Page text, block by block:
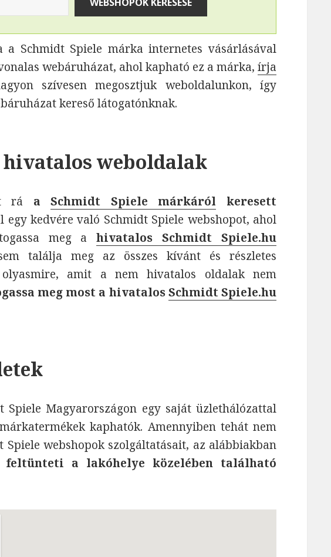
Schmidt Spiele márka internetes vásárlásával
webáruházat, ahol kapható ez a márka, írja
szívesen megosztjuk weboldalunkon, így
kereső látogatónknak.
weboldalak
rá aSchmidt Spiele márkáról keresett
egy kedvére való Schmidt Spiele webshopot, ahol
meg ahivatalos Schmidt Spiele.hu
találja meg az összes kívánt és részletes
amit a nem hivatalos oldalak nem
meg most a hivatalosSchmidt Spiele.hu
Magyarországon egy saját üzlethálózattal
kaphatók. Amennyiben tehát nem
webshopok szolgáltatásait, az alábbiakban
feltünteti a lakóhelye közelében található